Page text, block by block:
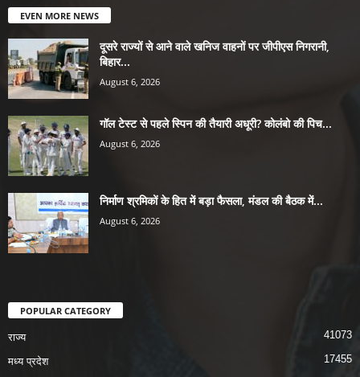
EVEN MORE NEWS
दूसरे राज्यों से आने वाले खनिज वाहनों पर जीपीएस निगरानी,
बिहार...
August 6, 2026
गॉल टेस्ट से पहले स्पिन की तैयारी अधूरी? कोलंबो की पिच...
August 6, 2026
निर्माण श्रमिकों के हित में बड़ा फैसला, मंडल की बैठक में...
August 6, 2026
POPULAR CATEGORY
राज्य 41073
मध्य प्रदेश 17455